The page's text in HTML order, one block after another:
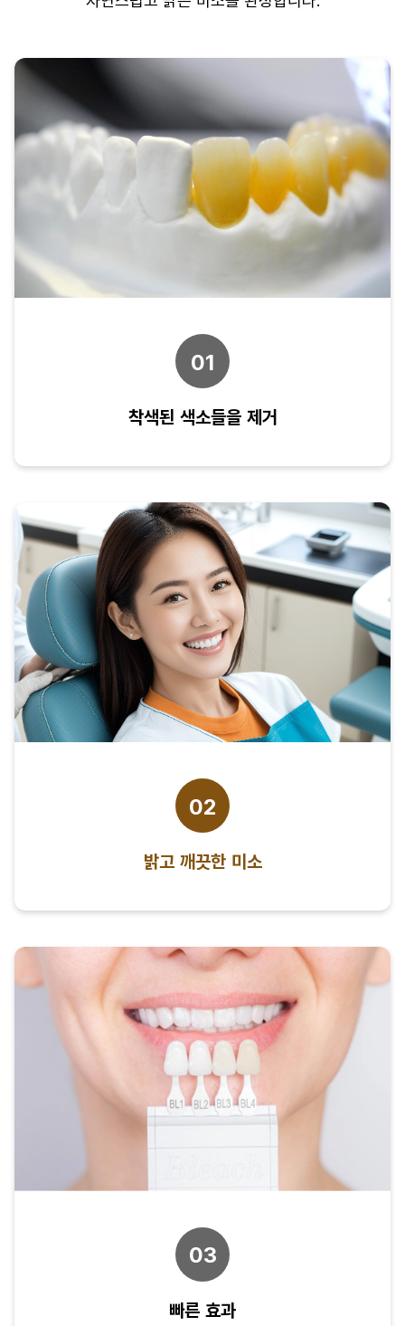
01
착색된 색소들을 제거
02
밝고 깨끗한 미소
03
빠른 효과